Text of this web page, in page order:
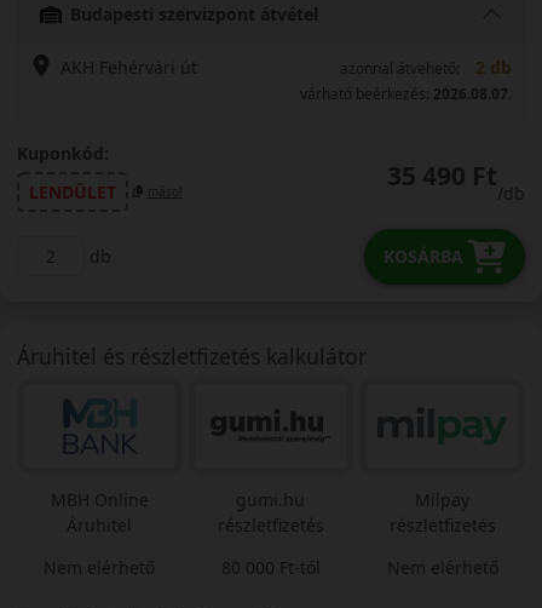
Budapesti szervizpont átvétel
AKH Fehérvári út azonnal átvehető: 2 db
várható beérkezés: 2026.08.07.
Kuponkód:
LENDÜLET
másol 35 490 Ft
/db
db KOSÁRBA
Áruhitel és részletfizetés kalkulátor
MBH Online
Áruhitel
Nem elérhető
gumi.hu
részletfizetés
80 000 Ft-tól
Milpay
részletfizetés
Nem elérhető